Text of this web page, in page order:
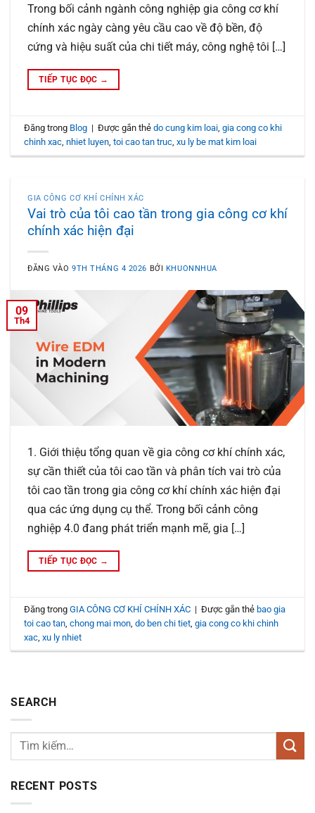
Trong bối cảnh ngành công nghiệp gia công cơ khí
chính xác ngày càng yêu cầu cao về độ bền, độ
cứng và hiệu suất của chi tiết máy, công nghệ tôi […]
TIẾP TỤC ĐỌC →
Đăng trong Blog | Được gắn thẻdo cung kim loai ,gia cong co khi
chinh xac ,nhiet luyen ,toi cao tan truc ,xu ly be mat kim loai
GIA CÔNG CƠ KHÍ CHÍNH XÁC
Vai trò của tôi cao tần trong gia công cơ khí
chính xác hiện đại
ĐĂNG VÀO9TH THÁNG 4 2026 BỞI KHUONNHUA
09
Th4
1. Giới thiệu tổng quan về gia công cơ khí chính xác,
sự cần thiết của tôi cao tần và phân tích vai trò của
tôi cao tần trong gia công cơ khí chính xác hiện đại
qua các ứng dụng cụ thể. Trong bối cảnh công
nghiệp 4.0 đang phát triển mạnh mẽ, gia […]
TIẾP TỤC ĐỌC →
Đăng trongGIA CÔNG CƠ KHÍ CHÍNH XÁC | Được gắn thẻbao gia
toi cao tan ,chong mai mon ,do ben chi tiet ,gia cong co khi chinh
xac ,xu ly nhiet
SEARCH
RECENT POSTS